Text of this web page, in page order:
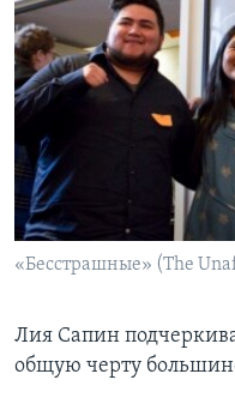
«Бесстрашные» (The
Лия Сапин
общую черту